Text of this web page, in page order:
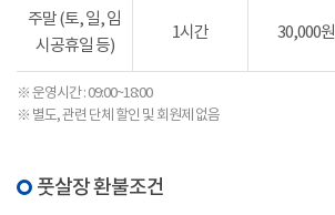
주말 (토, 일, 임
시공휴일 등)
1시간 30,000원
※ 운영시간 : 09:00~18:00
※ 별도, 관련 단체 할인 및 회원제 없음
풋살장 환불조건